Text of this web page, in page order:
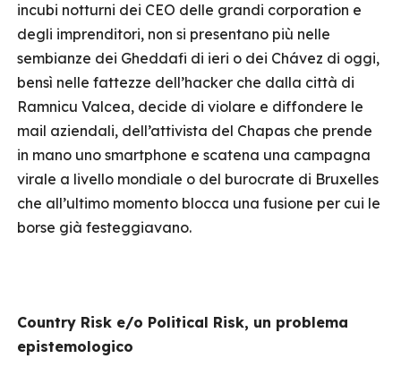
incubi notturni dei CEO delle grandi corporation e
degli imprenditori, non si presentano più nelle
sembianze dei Gheddafi di ieri o dei Chávez di oggi,
bensì nelle fattezze dell’hacker che dalla città di
Ramnicu Valcea, decide di violare e diffondere le
mail aziendali, dell’attivista del Chapas che prende
in mano uno smartphone e scatena una campagna
virale a livello mondiale o del burocrate di Bruxelles
che all’ultimo momento blocca una fusione per cui le
borse già festeggiavano.
Country Risk e/o Political Risk, un problema
epistemologico